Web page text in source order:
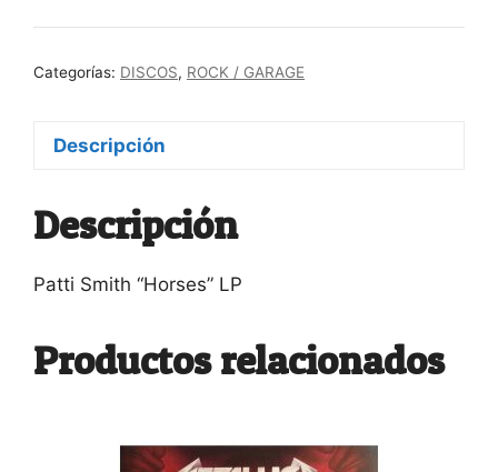
Categorías: DISCOS, ROCK / GARAGE
Descripción
Descripción
Patti Smith “Horses” LP
Productos relacionados